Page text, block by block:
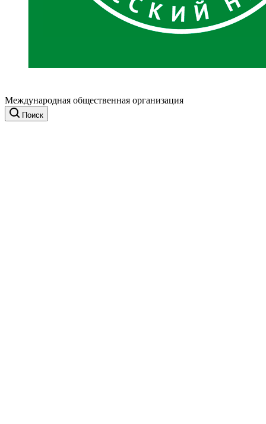
Международная общественная организация
Поиск